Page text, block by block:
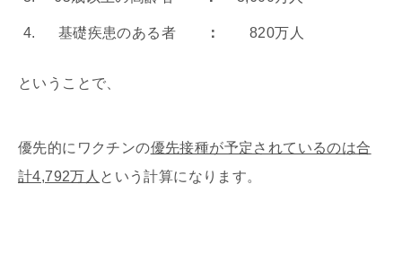
基礎疾患のある者 ： 820万人
ということで、
優先的にワクチンの優先接種が予定されているのは合
計4,792万人 という計算になります。